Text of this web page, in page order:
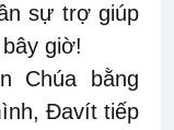
sự trợgiúp
giờ!
Chúa
bằng
Đavít tiếp